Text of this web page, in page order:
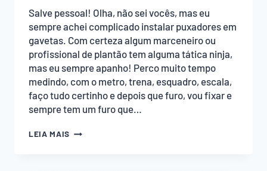
Salve pessoal! Olha, não sei vocês, mas eu
sempre achei complicado instalar puxadores em
gavetas. Com certeza algum marceneiro ou
profissional de plantão tem alguma tática ninja,
mas eu sempre apanho! Perco muito tempo
medindo, com o metro, trena, esquadro, escala,
faço tudo certinho e depois que furo, vou fixar e
sempre tem um furo que…
LEIA MAIS COMO